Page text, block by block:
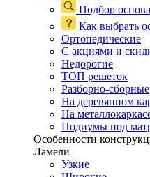
Подбор
Как выбрать
Ортопедические
С акциями и
Недорогие
ТОП решеток
Разборно-сборные
На деревянном
На
Подиумы под
Особенности
Ламели
Узкие